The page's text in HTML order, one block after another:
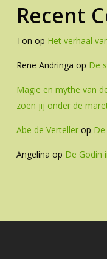
Recent
Ton op Het verhaal
Rene Andringa op De
Magie en mythe van
zoen jij onder de
Abe de Vertellerop
Angelina op De Godin